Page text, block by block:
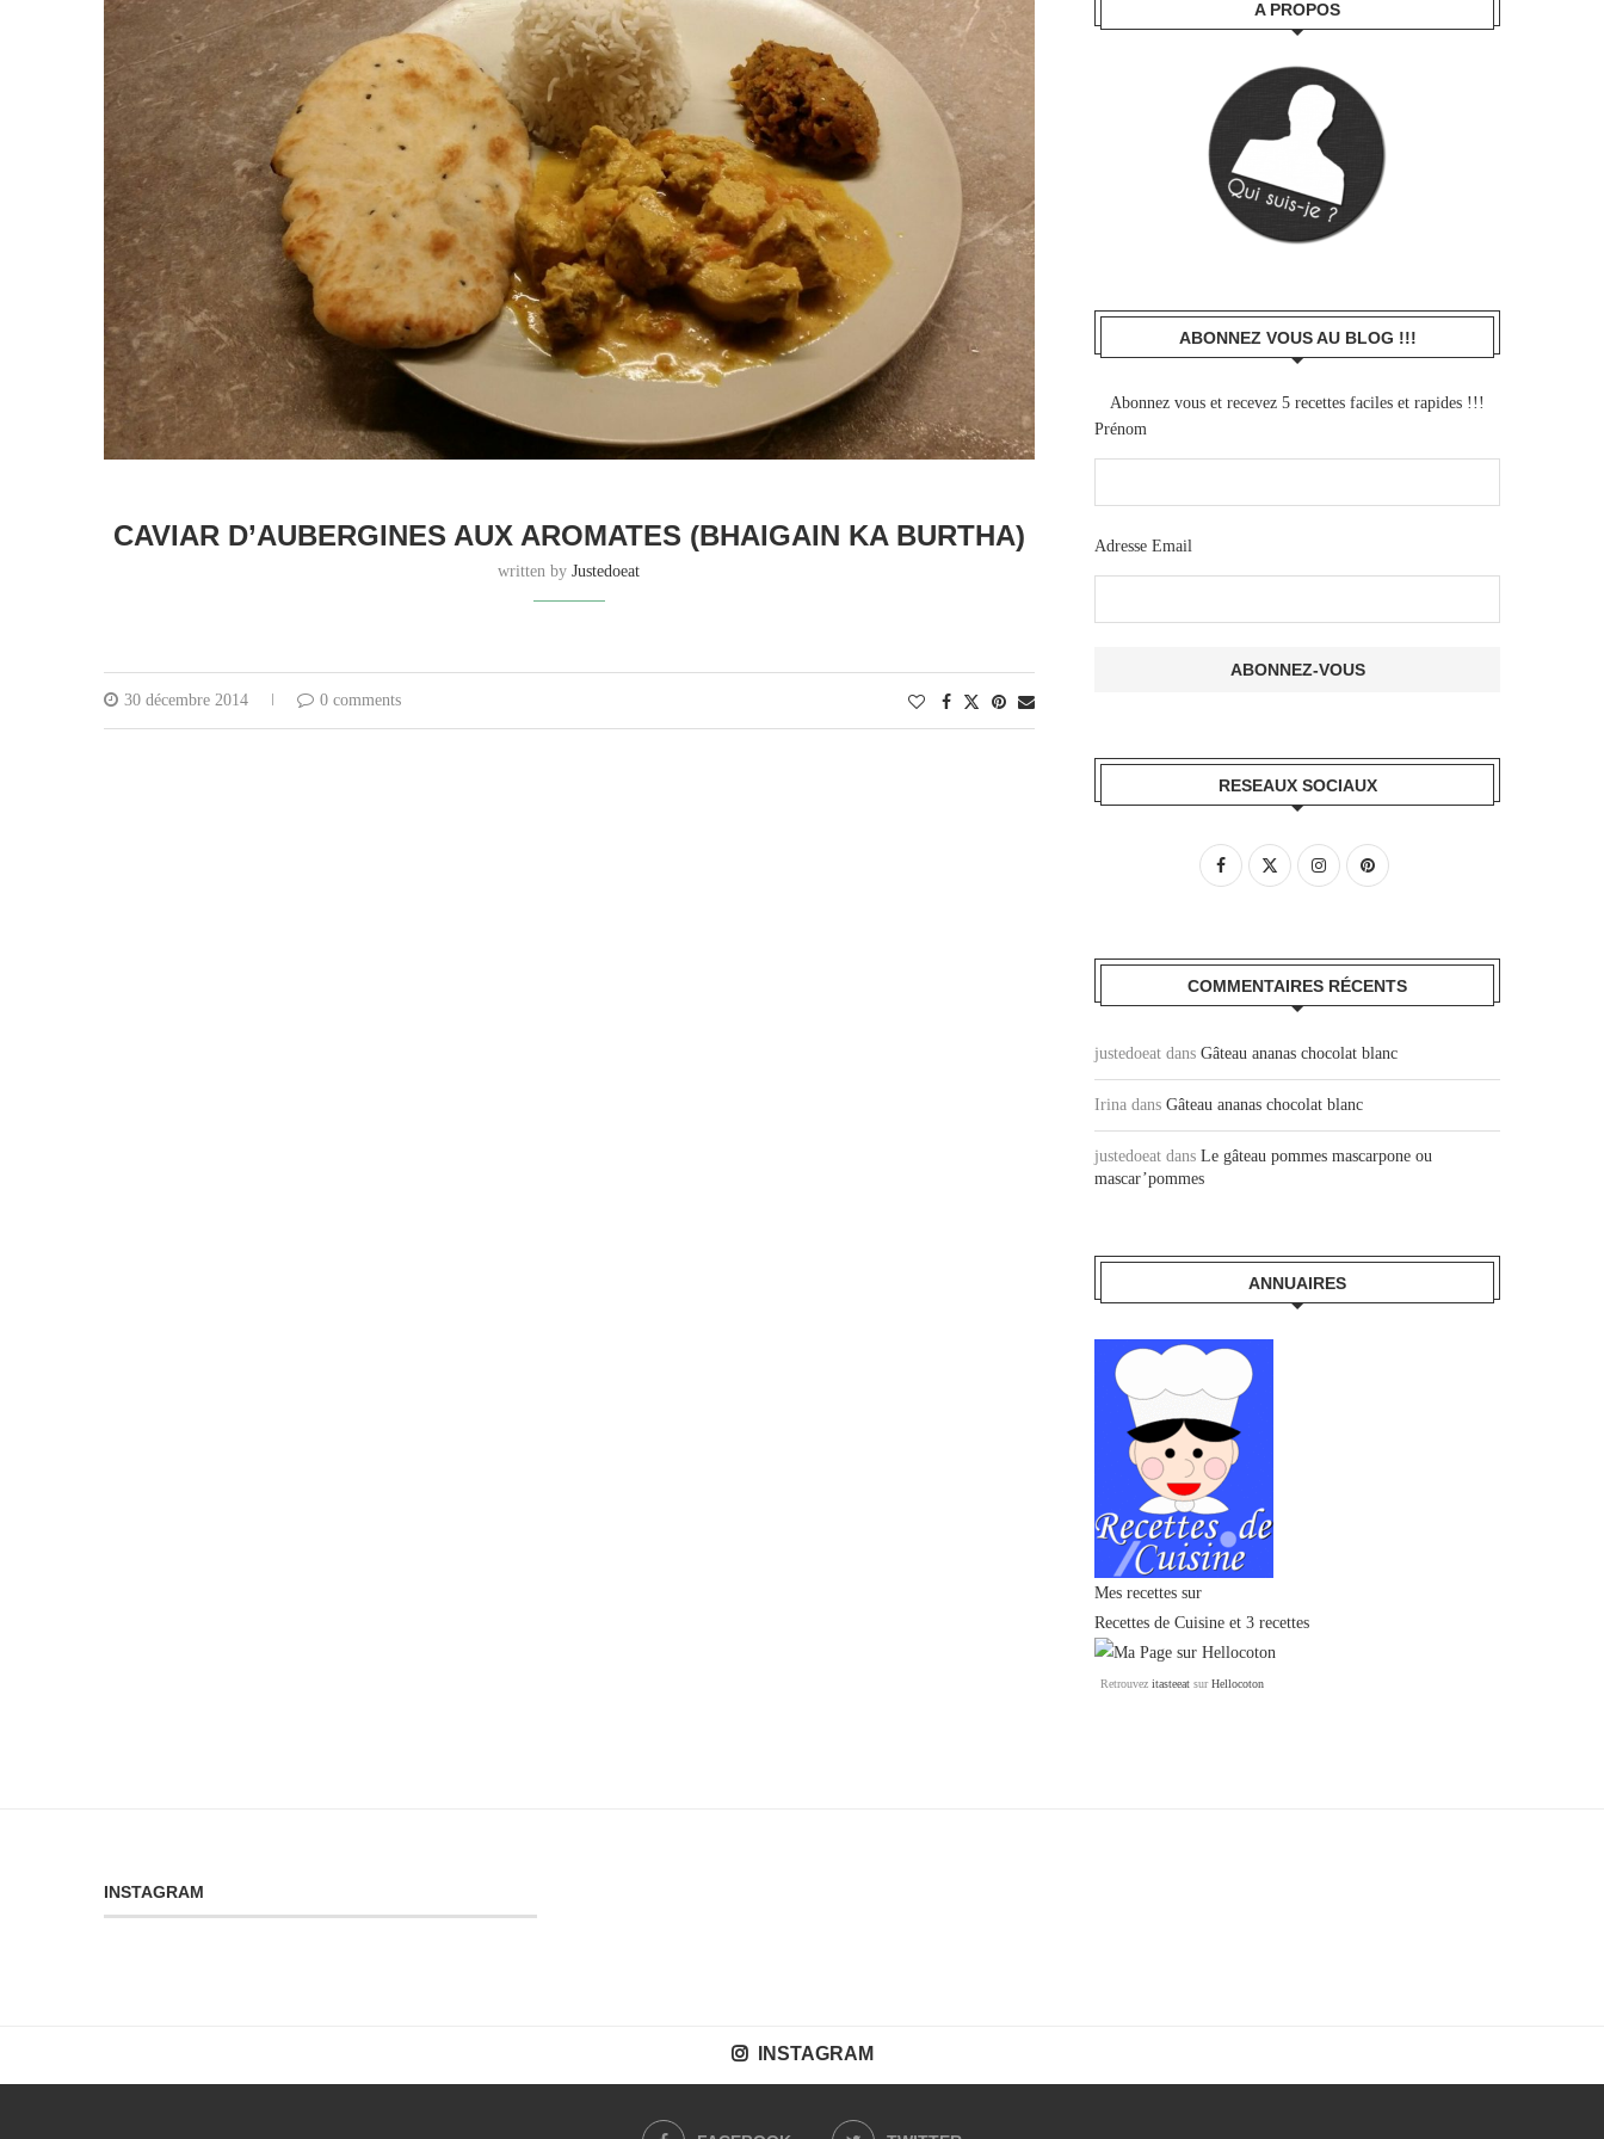
CAVIAR D’AUBERGINES AUX AROMATES (BHAIGAIN KA BURTHA)
written byJustedoeat
30 décembre 2014 0 comments
A PROPOS
ABONNEZ VOUS AU BLOG !!!
Abonnez vous et recevez 5 recettes faciles et rapides !!!
Prénom
Adresse Email
RESEAUX SOCIAUX
COMMENTAIRES RÉCENTS
justedoeat dans Gâteau ananas chocolat blanc
Irina dans Gâteau ananas chocolat blanc
justedoeat dans Le gâteau pommes mascarpone ou
mascar’pommes
ANNUAIRES
Mes recettes sur
Recettes de Cuisine et 3 recettes
Retrouvez itasteeat surHellocoton
INSTAGRAM
INSTAGRAM